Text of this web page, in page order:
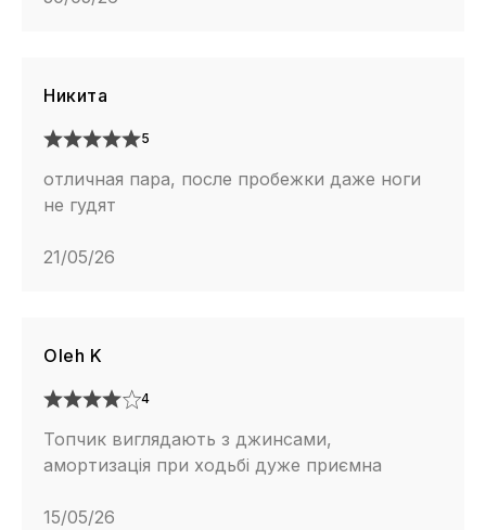
Никита
5
отличная пара, после пробежки даже ноги
не гудят
21/05/26
Oleh K
4
Топчик виглядають з джинсами,
амортизація при ходьбі дуже приємна
15/05/26